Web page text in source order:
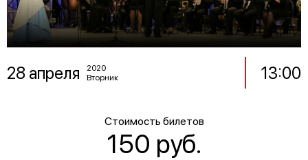
28 апреля
2020
Вторник
13:00
Стоимость билетов
150 руб.